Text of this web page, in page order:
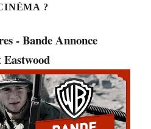
?
- Bande Annonce